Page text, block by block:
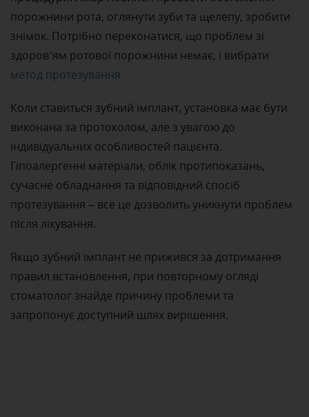
порожнини рота, оглянути зуби та щелепу, зробити
знімок. Потрібно переконатися, що проблем зі
здоров’ям ротової порожнини немає, і вибрати
метод протезування.
Коли ставиться зубний імплант, установка має бути
виконана за протоколом, але з увагою до
індивідуальних особливостей пацієнта.
Гіпоалергенні матеріали, облік протипоказань,
сучасне обладнання та відповідний спосіб
протезування – все це дозволить уникнути проблем
після лікування.
Якщо зубний імплант не прижився за дотримання
правил встановлення, при повторному огляді
стоматолог знайде причину проблеми та
запропонує доступний шлях вирішення.